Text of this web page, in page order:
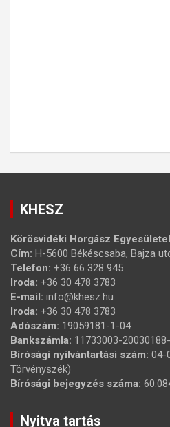
KHESZ
Körösvidéki Horgász
Cím: H-5600 Békéscsaba, Bajza
Telefon: +36 66 328 945
Iroda: +36 30 478 3783
E-mail: info@khesz.hu
Iroda: +36 30 478 3783
Adószám: 19059181-1-04
Bankszámla: 11733003-
Bírósági nyilvántartási szám: 04-
Törvényszék)
Bírósági bejegyzés száma:
Nyitva tartás